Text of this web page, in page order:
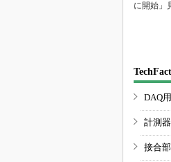
に開始」
DAQ
計測
接合